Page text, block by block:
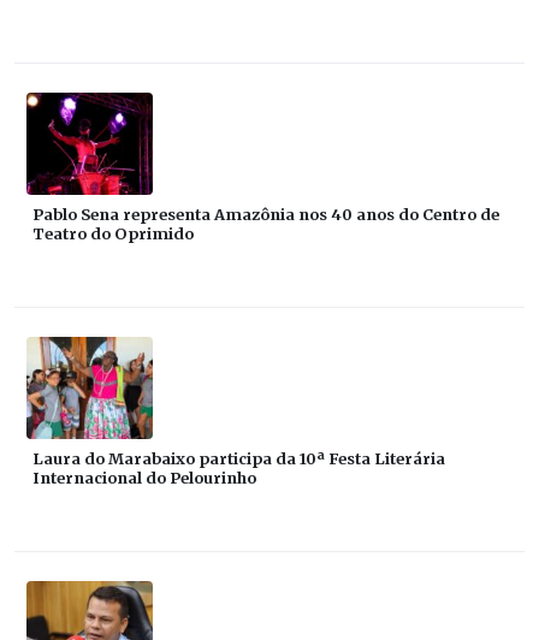
Pablo Sena representa Amazônia nos 40 anos do Centro de
Teatro do Oprimido
Laura do Marabaixo participa da 10ª Festa Literária
Internacional do Pelourinho